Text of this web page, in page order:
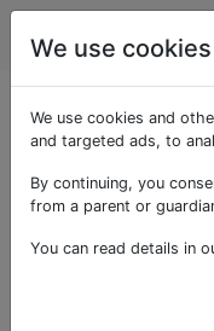
Vi
Als
3
Wie
Wenn
We use cookies
We use cookies and
and targeted ads, to
By continuing, you
from a parent or
You can read details in